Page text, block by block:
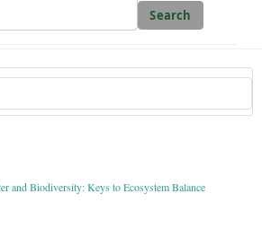
Search
and Biodiversity: Keys to Ecosystem Balance